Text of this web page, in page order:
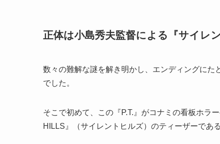
正体は小島秀夫監督による『サイレ
数々の難解な謎を解き明かし、エンディングに
でした。
そこで初めて、この『P.T.』がコナミの看板ホラ
HILLS』（サイレントヒルズ）のティーザーであ